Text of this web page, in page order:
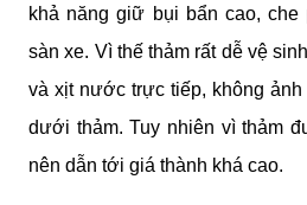
khả năng giữ bụi bẩn cao,
sàn xe. Vì thế thảm rất dễ vệ
và xịt nước trực tiếp, không
dưới thảm. Tuy nhiên vì thảm
nên dẫn tới giá thành khá cao.